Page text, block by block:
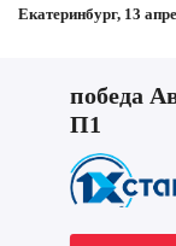
Екатеринбург, 13
победа
П1